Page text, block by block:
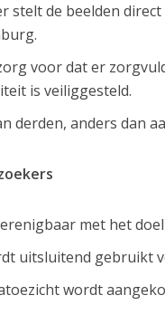
stelt de beelden
voor dat er
is veiliggesteld.
derden, anders dan
met het
uitsluitend gebruikt
wordt